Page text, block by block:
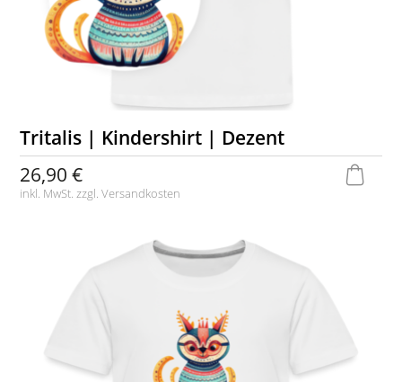
Tritalis | Kindershirt | Dezent
26,90 €
inkl. MwSt. zzgl.Versandkosten